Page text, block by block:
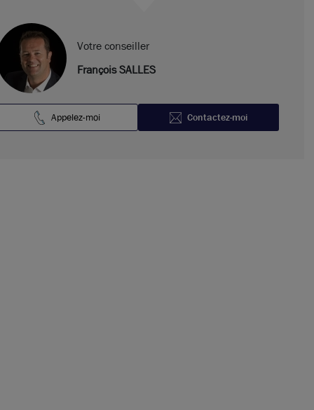
Votre conseiller
François SALLES
Appelez-moi Contactez-moi